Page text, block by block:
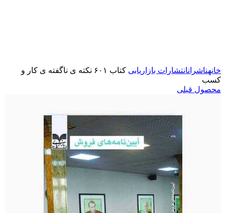
خانهناشرانانتشارات بازاریابی
کتاب ۶۰۱ نکته ی ناگفته ی کار و
کسب
محصول قبلی